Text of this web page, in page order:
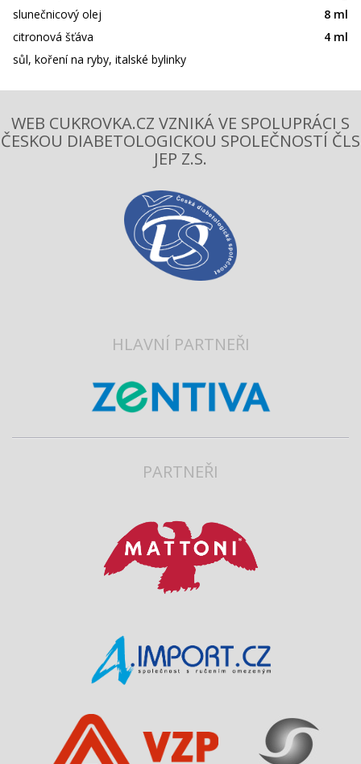
slunečnicový olej
8 ml
citronová šťáva
4 ml
sůl, koření na ryby, italské bylinky
WEB CUKROVKA.CZ VZNIKÁ VE SPOLUPRÁCI S
ČESKOU DIABETOLOGICKOU SPOLEČNOSTÍ ČLS
JEP Z.S.
HLAVNÍ PARTNEŘI
PARTNEŘI